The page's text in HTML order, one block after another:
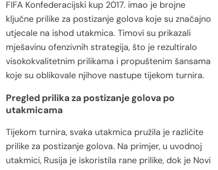
FIFA Konfederacijski kup 2017. imao je brojne
ključne prilike za postizanje golova koje su značajno
utjecale na ishod utakmica. Timovi su prikazali
mješavinu ofenzivnih strategija, što je rezultiralo
visokokvalitetnim prilikama i propuštenim šansama
koje su oblikovale njihove nastupe tijekom turnira.
Pregled prilika za postizanje golova po
utakmicama
Tijekom turnira, svaka utakmica pružila je različite
prilike za postizanje golova. Na primjer, u uvodnoj
utakmici, Rusija je iskoristila rane prilike, dok je Novi